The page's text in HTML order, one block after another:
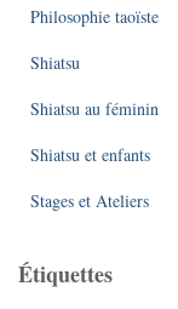
Philosophie taoïste
Shiatsu
Shiatsu au féminin
Shiatsu et enfants
Stages et Ateliers
Étiquettes